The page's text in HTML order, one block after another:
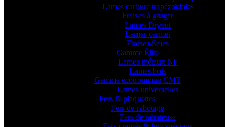
Lames carbure trapézoïdales
Fraises à gruger
Lames Drycut
Lames cermet
Fraises-Scies
Gamme Élite
Lames métaux NF
Lames bois
Gamme économique CMT
Lames universelles
Fers & plaquettes
Fers de rabotage
Fers de raboteuse